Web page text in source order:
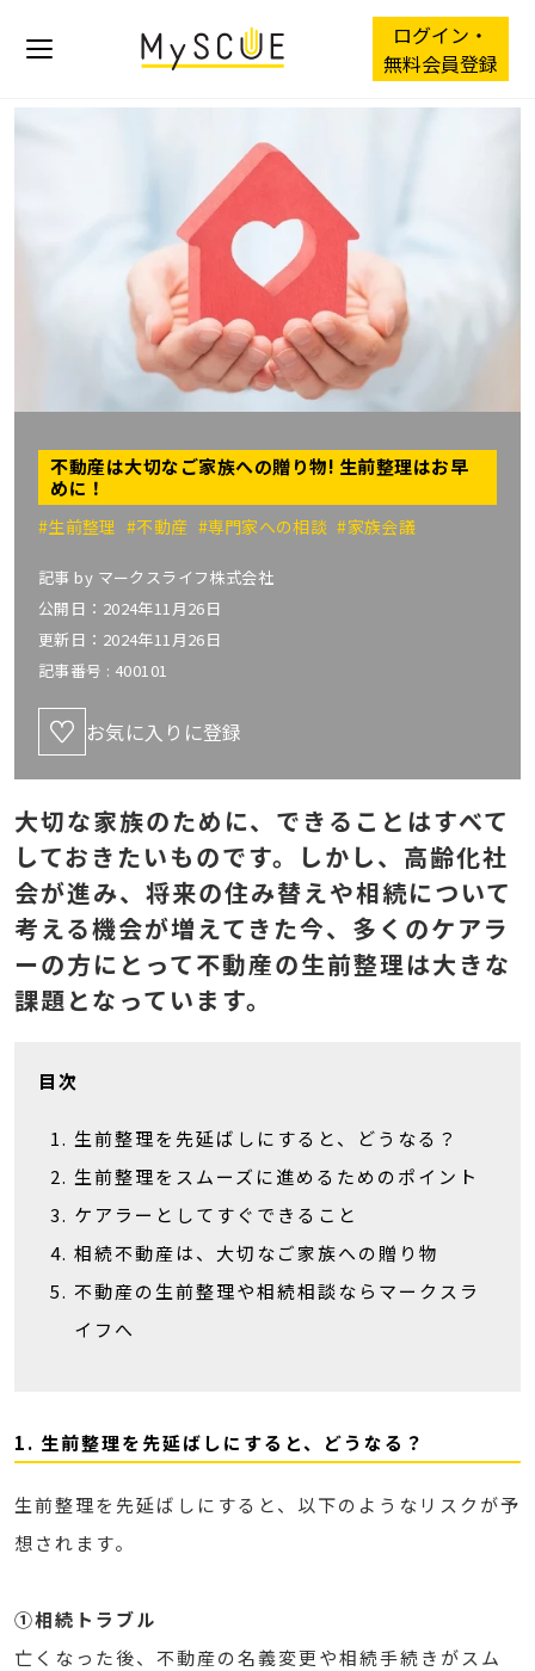
ログイン・
無料会員登録
不動産は大切なご家族への贈り物! 生前整理はお早
めに！
#生前整理 #不動産 #専門家への相談#家族会議
記事 by マークスライフ株式会社
公開日：2024年11月26日
更新日：2024年11月26日
記事番号 : 400101
お気に入りに登録
大切な家族のために、できることはすべて
しておきたいものです。しかし、高齢化社
会が進み、将来の住み替えや相続について
考える機会が増えてきた今、多くのケアラ
ーの方にとって不動産の生前整理は大きな
課題となっています。
目次
生前整理を先延ばしにすると、どうなる？
生前整理をスムーズに進めるためのポイント
ケアラーとしてすぐできること
相続不動産は、大切なご家族への贈り物
不動産の生前整理や相続相談ならマークスラ
イフへ
1. 生前整理を先延ばしにすると、どうなる？
生前整理を先延ばしにすると、以下のようなリスクが予
想されます。
①相続トラブル
亡くなった後、不動産の名義変更や相続手続きがスム